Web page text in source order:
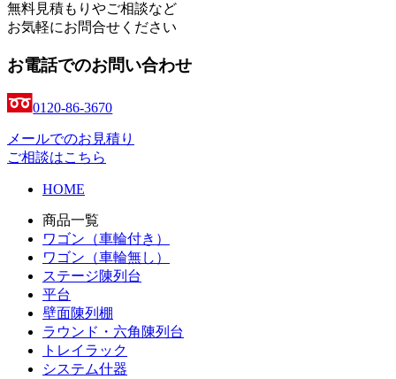
無料見積もりやご相談など
お気軽にお問合せください
お電話でのお問い合わせ
0120-86-3670
メールでのお見積り
ご相談はこちら
HOME
商品一覧
ワゴン（車輪付き）
ワゴン（車輪無し）
ステージ陳列台
平台
壁面陳列棚
ラウンド・六角陳列台
トレイラック
システム什器